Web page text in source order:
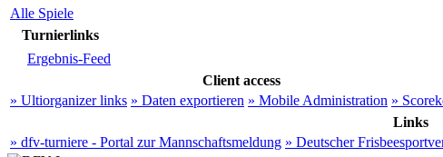
Alle Spiele
Turnierlinks
Ergebnis-Feed
Client access
» Ultiorganizer links » Daten exportieren » Mobile Administration »
Links
» dfv-turniere - Portal zur Mannschaftsmeldung » Deutscher